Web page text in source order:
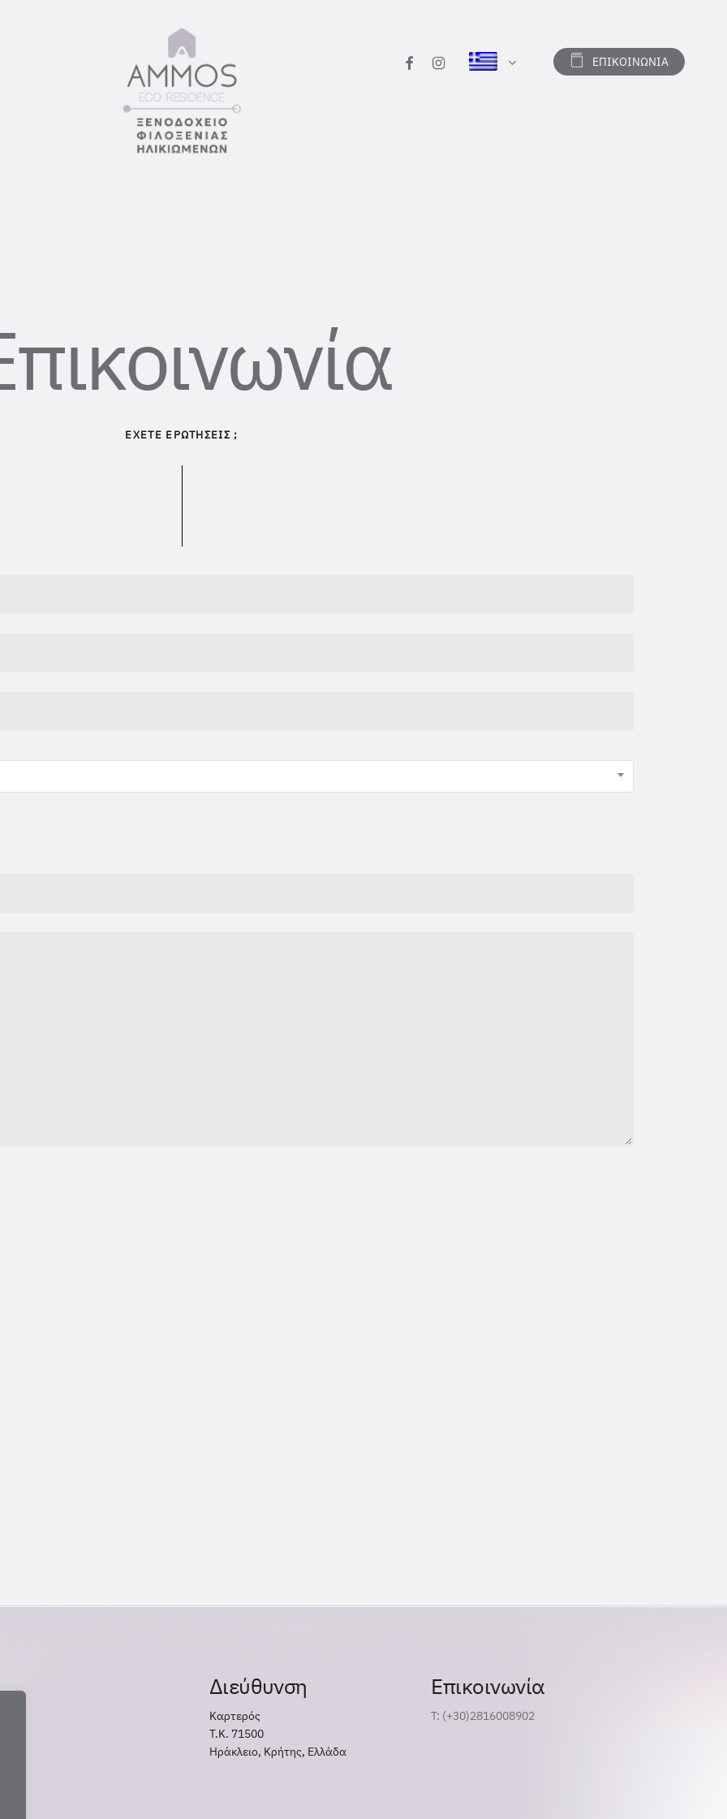
ΕΠΙΚΟΙΝΩΝΙΑ
facebookinstagram
πικοινωνία
ΕΧΕΤΕ ΕΡΩΤΗΣΕΙΣ ;
Διεύθυνση
Καρτερός
Τ.Κ. 71500
Ηράκλειο, Κρήτης, Ελλάδα
Επικοινωνία
T: (+30)2816008902